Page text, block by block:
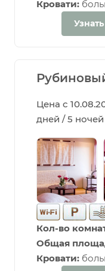
Кровати:
Цена с
дней / 5 ночей
Кол-во
Общая
Кровати: